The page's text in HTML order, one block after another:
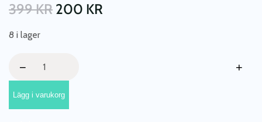
399KR 200 KR
8 i lager
stor
klistermärke
till
− +
Lägg i varukorg